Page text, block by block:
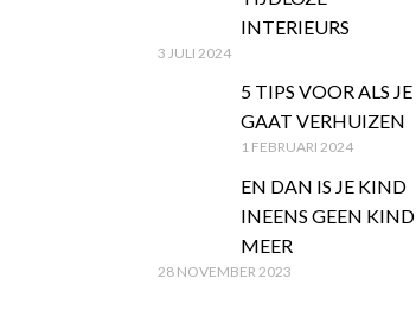
INTERIEURS
3 JULI 2024
5 TIPS VOOR ALS JE
GAAT VERHUIZEN
1 FEBRUARI 2024
EN DAN IS JE KIND
INEENS GEEN KIND
MEER
28 NOVEMBER 2023